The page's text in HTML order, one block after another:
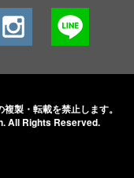
複製・転載を禁止します。
All Rights Reserved.